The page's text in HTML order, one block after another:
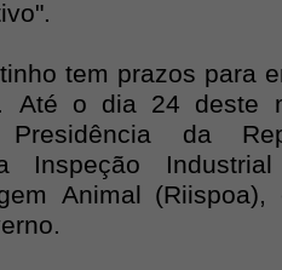
tem prazos para
Até o dia 24 deste
Presidência da
Inspeção
Animal